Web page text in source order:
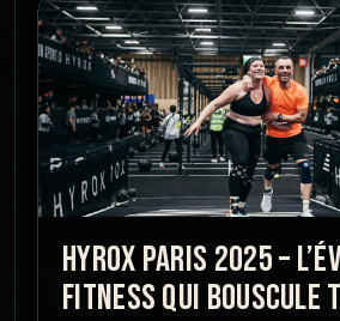
HYROX PARIS 2025 –
FITNESS QUI BOUSCULE